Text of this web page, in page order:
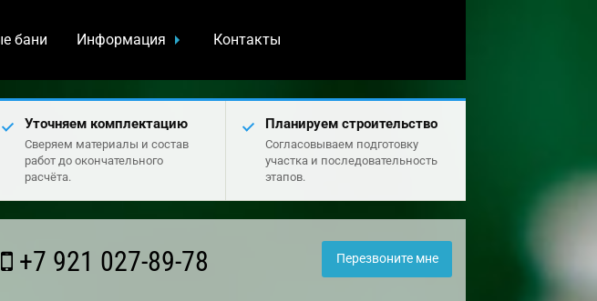
бани Информация Контакты
Уточняем комплектацию
Сверяем материалы и состав
работ до окончательного
расчёта.
Планируем строительство
Согласовываем подготовку
участка и последовательность
этапов.
+7 921 027-89-78 Перезвоните мне